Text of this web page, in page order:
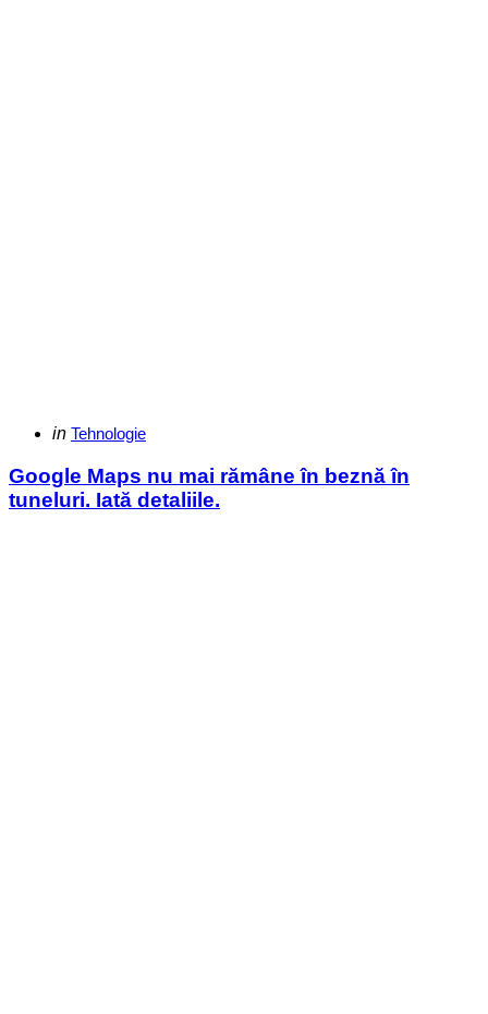
Categories
Posted
in Tehnologie
Google Maps nu mai rămâne în beznă în
tuneluri. Iată detaliile.